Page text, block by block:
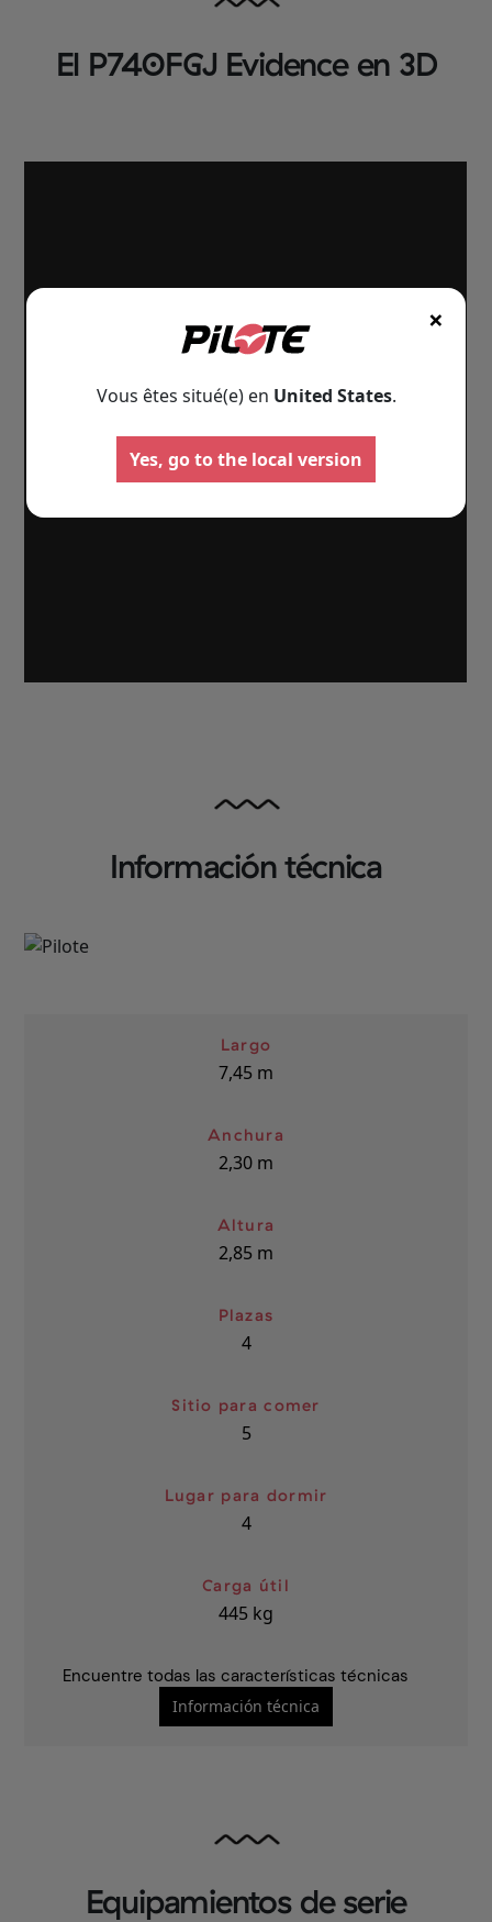
El P740FGJ Evidence en 3D
Información técnica
Largo
7,45 m
Anchura
2,30 m
Altura
2,85 m
Plazas
4
Sitio para comer
5
Lugar para dormir
4
Carga útil
445 kg
Encuentre todas las características técnicas
Información técnica
Equipamientos de serie
×
Vous êtes situé(e) en United States.
Yes, go to the local version